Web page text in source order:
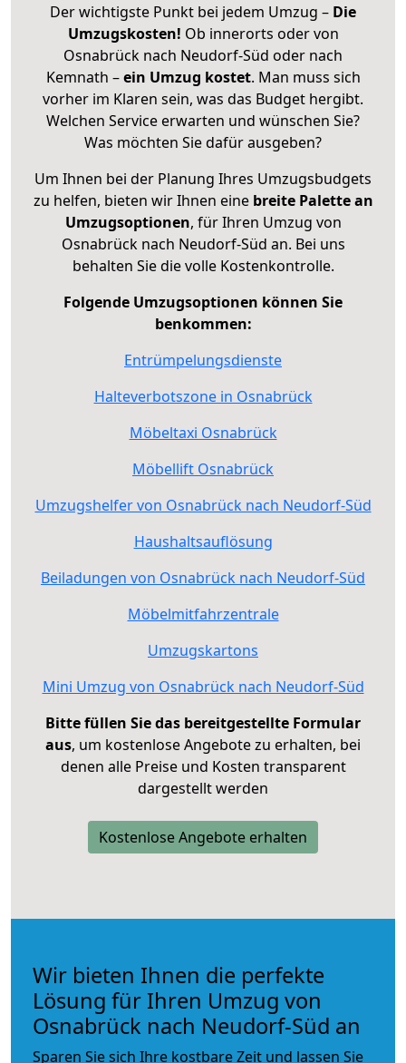
Der wichtigste Punkt bei jedem Umzug – Die
Umzugskosten! Ob innerorts oder von
Osnabrück nach Neudorf-Süd oder nach
Kemnath –ein Umzug kostet. Man muss sich
vorher im Klaren sein, was das Budget hergibt.
Welchen Service erwarten und wünschen Sie?
Was möchten Sie dafür ausgeben?
Um Ihnen bei der Planung Ihres Umzugsbudgets
zu helfen, bieten wir Ihnen eine breite Palette an
Umzugsoptionen, für Ihren Umzug von
Osnabrück nach Neudorf-Süd an. Bei uns
behalten Sie die volle Kostenkontrolle.
Folgende Umzugsoptionen können Sie
benkommen:
Entrümpelungsdienste
Halteverbotszone in Osnabrück
Möbeltaxi Osnabrück
Möbellift Osnabrück
Umzugshelfer von Osnabrück nach Neudorf-Süd
Haushaltsauflösung
Beiladungen von Osnabrück nach Neudorf-Süd
Möbelmitfahrzentrale
Umzugskartons
Mini Umzug von Osnabrück nach Neudorf-Süd
Bitte füllen Sie das bereitgestellte Formular
aus, um kostenlose Angebote zu erhalten, bei
denen alle Preise und Kosten transparent
dargestellt werden
Kostenlose Angebote erhalten
Wir bieten Ihnen die perfekte
Lösung für Ihren Umzug von
Osnabrück nach Neudorf-Süd an
Sparen Sie sich Ihre kostbare Zeit und lassen Sie